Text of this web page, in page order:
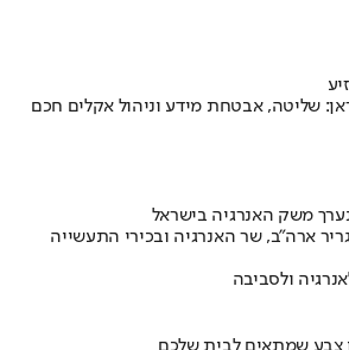
שליטה, אבטחת מידע וניהול אקלים חכם
משק האנרגיה בישראל
ארה"ב, שר האנרגיה ובכירי התעשייה
ולסביבה